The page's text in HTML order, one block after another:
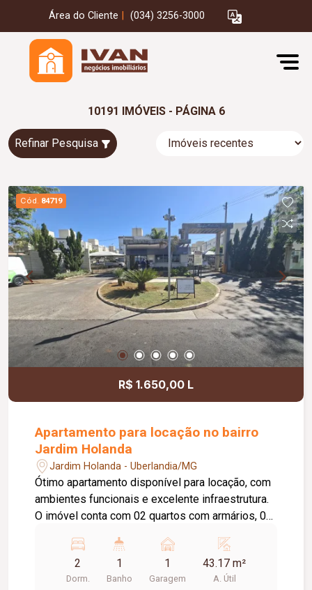
Área do Cliente (034) 3256-3000
10191 IMÓVEIS - PÁGINA 6
Refinar Pesquisa
Cód. 84719
R$ 1.650,00 L
Apartamento para locação no bairro
Jardim Holanda
Jardim Holanda - Uberlandia/MG
Ótimo apartamento disponível para locação, com
ambientes funcionais e excelente infraestrutura.
O imóvel conta com 02 quartos com armários, 01
e depurador (sugar), 01 área de serviço, 01
banheiro social com box em vidro e armário,
elevador e 01 vaga de garagem. O condomínio
2
Dorm.
1
Banho
1
Garagem
43.17 m²
A. Útil